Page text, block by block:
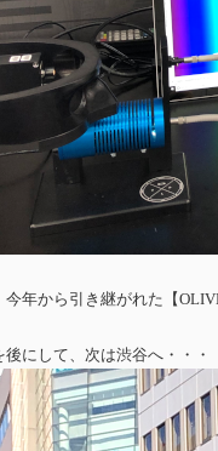
今年から引き継がれた【
後にして、次は渋谷へ・・・